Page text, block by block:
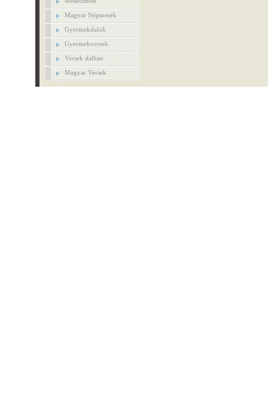
Magyar Népmesék
Gyermekdalok
Gyermekversek
Versek dalban
Magyar Versek